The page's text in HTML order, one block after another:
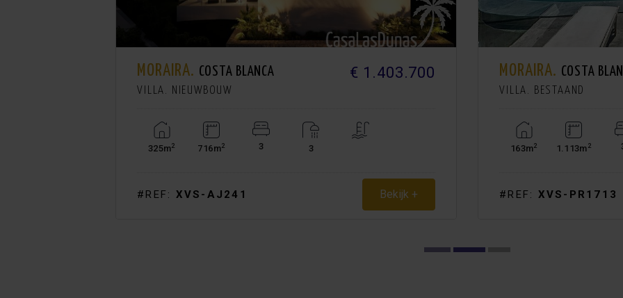
MORAIRA. COSTA BLANCA
VILLA. NIEUWBOUW
€ 1.403.700
325m2 716m2 3 3
#REF: XVS-AJ241 Bekijk +
MORAIRA. COSTA
VILLA. BESTAAND
163m2 1.113m2
#REF: XVS-PR1713